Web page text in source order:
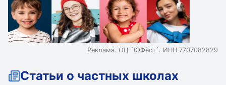
Реклама. ОЦ `ЮФёст`. ИНН 7707082829
Статьи о частных школах